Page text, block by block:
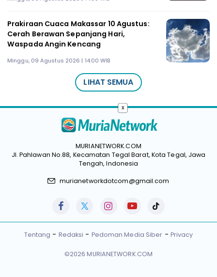
Prakiraan Cuaca Makassar 10 Agustus:
Cerah Berawan Sepanjang Hari,
Waspada Angin Kencang
Minggu, 09 Agustus 2026 | 14:00 WIB
LIHAT SEMUA
MURIANETWORK.COM
Jl. Pahlawan No.88, Kecamatan Tegal Barat, Kota Tegal, Jawa
Tengah, Indonesia
murianetworkdotcom@gmail.com
Tentang Redaksi Pedoman Media Siber Privacy
©2026 MURIANETWORK.COM
x